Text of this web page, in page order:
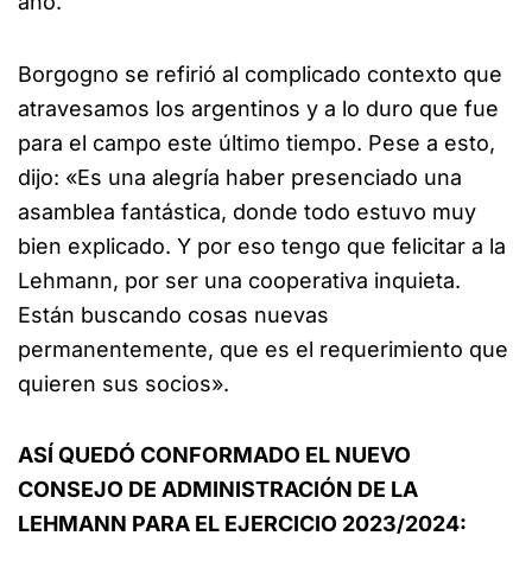
Borgogno se refirió al complicado contexto que
atravesamos los argentinos y a lo duro que fue
para el campo este último tiempo. Pese a esto,
dijo: «Es una alegría haber presenciado una
asamblea fantástica, donde todo estuvo muy
bien explicado. Y por eso tengo que felicitar a la
Lehmann, por ser una cooperativa inquieta.
Están buscando cosas nuevas
permanentemente, que es el requerimiento que
quieren sus socios».
ASÍ QUEDÓ CONFORMADO EL NUEVO
CONSEJO DE ADMINISTRACIÓN DE LA
LEHMANN PARA EL EJERCICIO 2023/2024: